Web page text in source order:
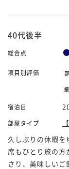
40代後半
総合点
項目別評価
宿泊日
部屋タイプ
久しぶりの休暇を
席もひとり旅の
さり、美味しい